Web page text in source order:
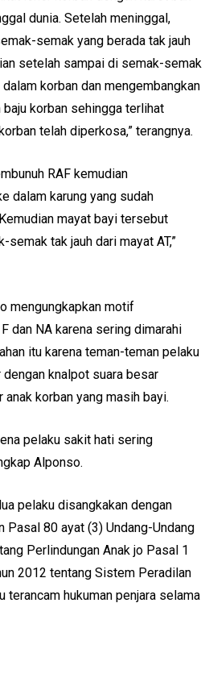
dunia. Setelah meninggal,
semak yang berada tak jauh
setelah sampai di semak-semak
korban dan mengembangkan
korban sehingga terlihat
telah diperkosa,” terangnya.
RAF kemudian
dalam karung yang sudah
mayat bayi tersebut
tak jauh dari mayat AT,”
mengungkapkan motif
dan NA karena sering dimarahi
itu karena teman-teman pelaku
knalpot suara besar
korban yang masih bayi.
pelaku sakit hati sering
Alponso.
pelaku disangkakan dengan
Pasal 80 ayat (3) Undang-Undang
Perlindungan Anak jo Pasal 1
2012 tentang Sistem Peradilan
terancam hukuman penjara selama